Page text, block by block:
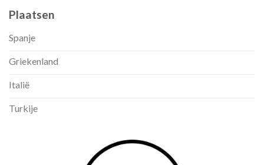
Plaatsen
Spanje
Griekenland
Italië
Turkije